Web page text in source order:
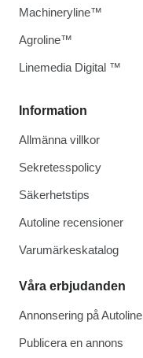
Information
Allmänna villkor
Sekretesspolicy
Säkerhetstips
Autoline recensioner
Varumärkeskatalog
Våra erbjudanden
Annonsering på Autoline
Publicera en annons
Machineryline™
Agroline™
Linemedia Digital ™